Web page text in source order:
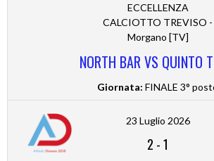
ECCELLENZA
CALCIOTTO TREVISO -
Morgano [TV]
NORTH BAR VS QUINTO
Giornata: FINALE 3°
23 Luglio 2026
2 -1